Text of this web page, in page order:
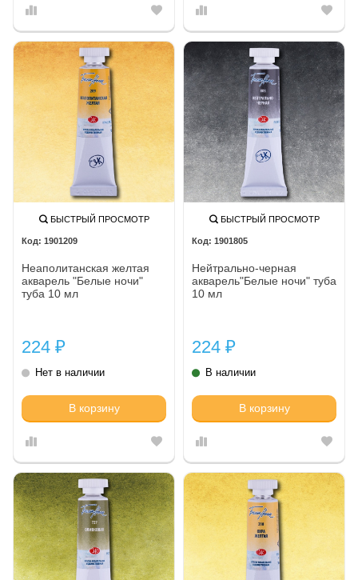
БЫСТРЫЙ ПРОСМОТР
1901209
Неаполитанская желтая
акварель "Белые ночи"
туба 10 мл
224 ₽
Нет в наличии
В корзину
БЫСТРЫЙ ПРОСМОТР
1901805
Нейтрально-черная
акварель"Белые ночи" туба
10 мл
224 ₽
В наличии
В корзину